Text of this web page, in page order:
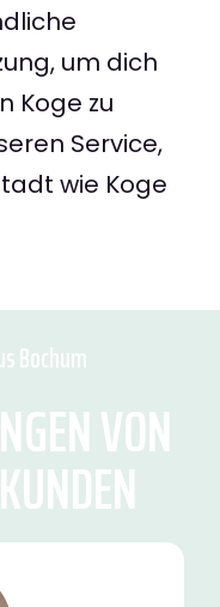
um dich
Koge zu
Service,
wie Koge
Bochum
VON